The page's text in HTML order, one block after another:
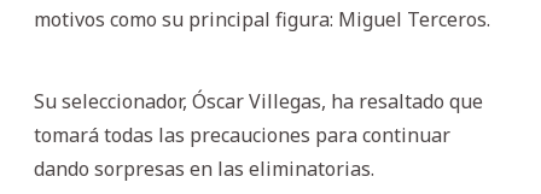
motivos como su principal figura: Miguel Terceros.
Su seleccionador, Óscar Villegas, ha resaltado que
tomará todas las precauciones para continuar
dando sorpresas en las eliminatorias.